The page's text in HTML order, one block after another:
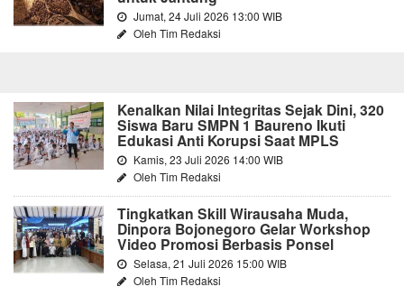
Jumat, 24 Juli 2026 13:00 WIB
Oleh Tim Redaksi
Kenalkan Nilai Integritas Sejak Dini, 320
Siswa Baru SMPN 1 Baureno Ikuti
Edukasi Anti Korupsi Saat MPLS
Kamis, 23 Juli 2026 14:00 WIB
Oleh Tim Redaksi
Tingkatkan Skill Wirausaha Muda,
Dinpora Bojonegoro Gelar Workshop
Video Promosi Berbasis Ponsel
Selasa, 21 Juli 2026 15:00 WIB
Oleh Tim Redaksi